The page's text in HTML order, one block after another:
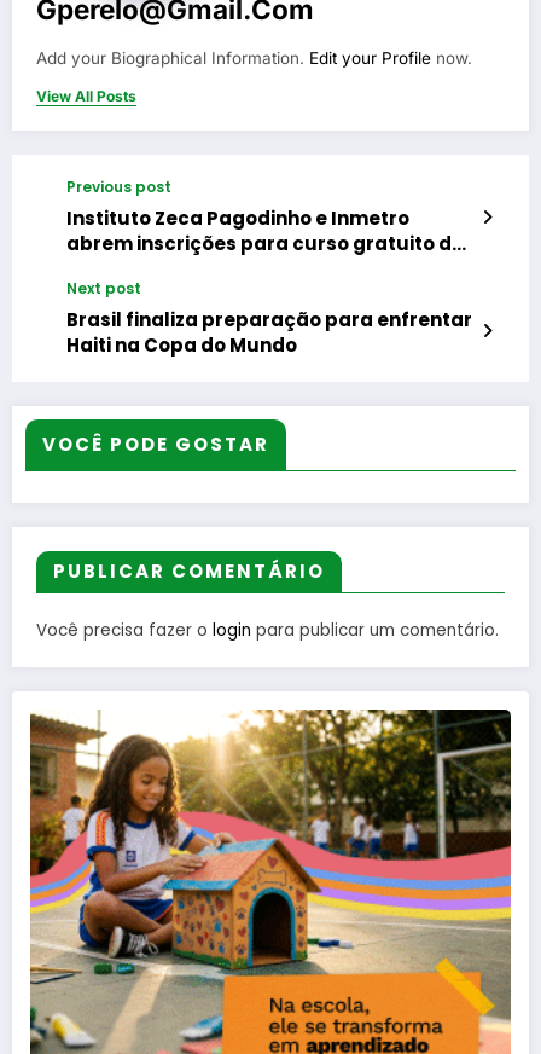
Gperelo@gmail.com
Add your Biographical Information. Edit your Profile now.
View All Posts
Previous post
Instituto Zeca Pagodinho e Inmetro
abrem inscrições para curso gratuito de
Next post
Brasil finaliza preparação para enfrentar
Haiti na Copa do Mundo
VOCÊ PODE GOSTAR
PUBLICAR COMENTÁRIO
Você precisa fazer o login para publicar um comentário.